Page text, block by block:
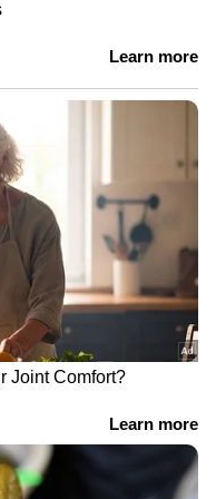
ഇത്
6.95 ലക്ഷം